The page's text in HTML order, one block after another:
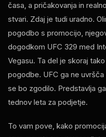
časa, a pričakovanja in
stvari. Zdaj je tudi uradno.
pogodbo s promocijo,
dogodkom UFC 329 med
Vegasu. Ta del je skoraj
pogodbe. UFC ga ne
se bo zgodilo. Predstavlja
tednov leta za podjetje.
To vam pove, kako